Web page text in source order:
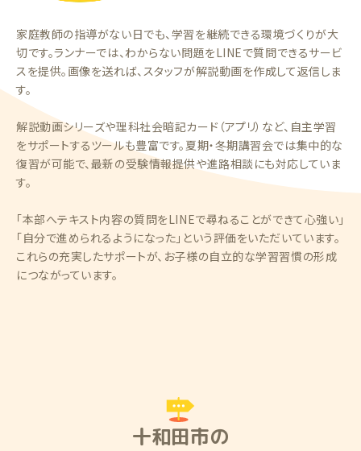
家庭教師の指導がない日でも、学習を継続できる環境づくりが大
切です。ランナーでは、わからない問題をLINEで質問できるサービ
スを提供。画像を送れば、スタッフが解説動画を作成して返信しま
す。
解説動画シリーズや理科社会暗記カード（アプリ）など、自主学習
をサポートするツールも豊富です。夏期・冬期講習会では集中的な
復習が可能で、最新の受験情報提供や進路相談にも対応していま
す。
「本部へテキスト内容の質問をLINEで尋ねることができて心強い」
「自分で進められるようになった」という評価をいただいています。
これらの充実したサポートが、お子様の自立的な学習習慣の形成
につながっています。
十和田市の